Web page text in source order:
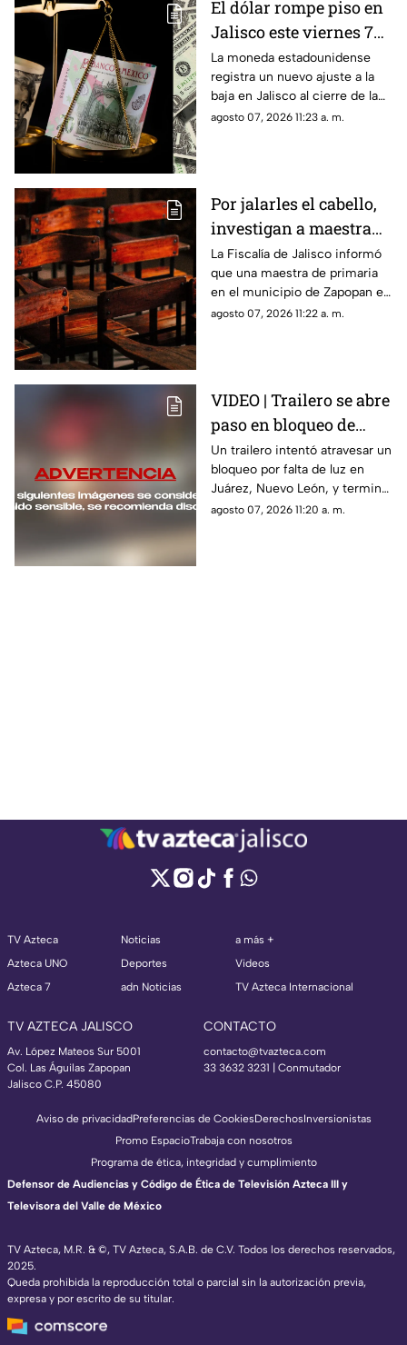
El dólar rompe piso en
Jalisco este viernes 7
de agosto: Así cierra la
divisa en Guadalajara
La moneda estadounidense
registra un nuevo ajuste a la
baja en Jalisco al cierre de la
primera semana de agosto.
agosto 07, 2026 11:23 a. m.
Por jalarles el cabello,
investigan a maestra
de primaria en
Zapopan
La Fiscalía de Jalisco informó
que una maestra de primaria
en el municipio de Zapopan es
investigada por presuntamente
agosto 07, 2026 11:22 a. m.
VIDEO | Trailero se abre
paso en bloqueo de
Juárez y choca contra
varios vehículos
Un trailero intentó atravesar un
bloqueo por falta de luz en
Juárez, Nuevo León, y terminó
impactando varios vehículos
agosto 07, 2026 11:20 a. m.
TV Azteca
Azteca UNO
Azteca 7
Noticias
Deportes
adn Noticias
a más +
Videos
TV Azteca Internacional
TV AZTECA JALISCO
Av. López Mateos Sur 5001
Col. Las Águilas Zapopan
Jalisco C.P. 45080
CONTACTO
contacto@tvazteca.com
33 3632 3231 | Conmutador
TV Azteca, M.R. & ©, TV Azteca, S.A.B. de C.V. Todos los derechos reservados,
2025.
Queda prohibida la reproducción total o parcial sin la autorización previa,
expresa y por escrito de su titular.
Aviso de privacidadPreferencias de CookiesDerechosInversionistas
Promo EspacioTrabaja con nosotros
Programa de ética, integridad y cumplimiento
Defensor de Audiencias y Código de Ética de Televisión Azteca III y
Televisora del Valle de México